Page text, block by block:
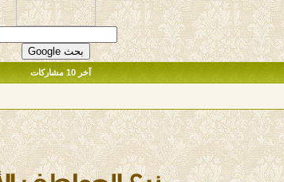
آخر 10 مشاركات